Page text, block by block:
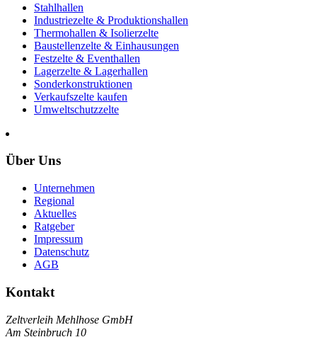
Stahlhallen
Industriezelte & Produktionshallen
Thermohallen & Isolierzelte
Baustellenzelte & Einhausungen
Festzelte & Eventhallen
Lagerzelte & Lagerhallen
Sonderkonstruktionen
Verkaufszelte kaufen
Umweltschutzzelte
Über Uns
Unternehmen
Regional
Aktuelles
Ratgeber
Impressum
Datenschutz
AGB
Kontakt
Zeltverleih Mehlhose GmbH
Am Steinbruch 10